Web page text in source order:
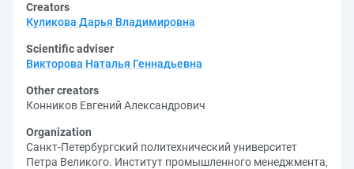
Creators
Куликова Дарья Владимировна
Scientific adviser
Викторова Наталья Геннадьевна
Other creators
Конников Евгений Александрович
Organization
Санкт-Петербургский политехнический университет
Петра Великого. Институт промышленного менеджмента,